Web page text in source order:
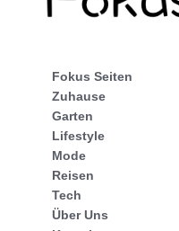
Fokus Seiten
Zuhause
Garten
Lifestyle
Mode
Reisen
Tech
Über Uns